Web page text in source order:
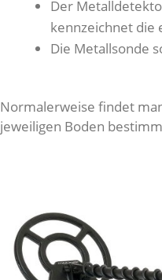
Der
kennzeichnet die
Die Metallsonde
Normalerweise findet
jeweiligen Boden